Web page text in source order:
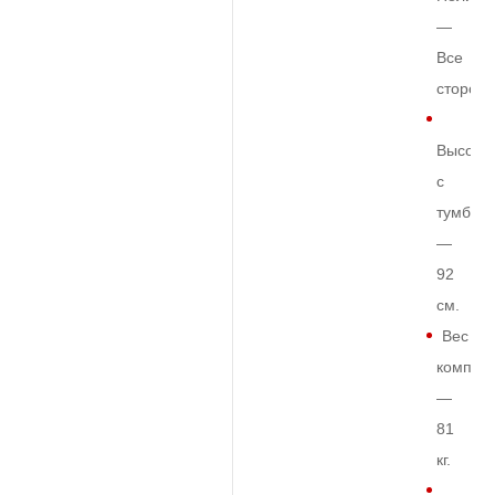
—
Все
Высота
с
тумбой
—
92
см.
Вес
—
81
кг.